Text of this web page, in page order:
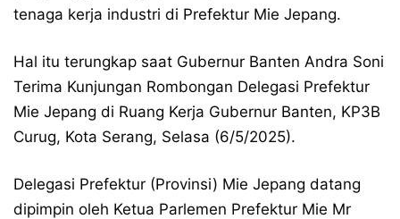
tenaga kerja industri di Prefektur Mie Jepang.
Hal itu terungkap saat Gubernur Banten Andra Soni
Terima Kunjungan Rombongan Delegasi Prefektur
Mie Jepang di Ruang Kerja Gubernur Banten, KP3B
Curug, Kota Serang, Selasa (6/5/2025).
Delegasi Prefektur (Provinsi) Mie Jepang datang
dipimpin oleh Ketua Parlemen Prefektur Mie Mr